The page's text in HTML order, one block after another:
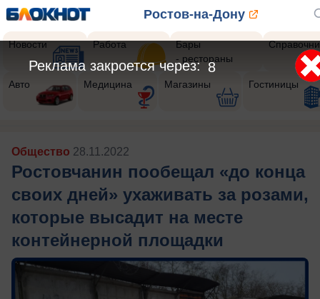
Ростов-на-Дону
Новости Работа
Бары
- рестораны
Авто Медицина Магазины Гостиницы
Общество 28.11.2022
Ростовчанин пообещал «до конца
своих дней» ухаживать за розами,
которые высадит на месте
контейнерной площадки
5
Реклама закроется через: